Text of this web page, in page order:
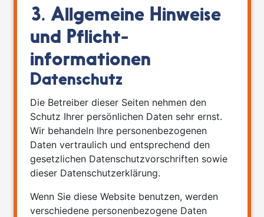
3. Allgemeine Hinweise
und Pflicht­
informationen
Datenschutz
Die Betreiber dieser Seiten nehmen den
Schutz Ihrer persönlichen Daten sehr ernst.
Wir behandeln Ihre personenbezogenen
Daten vertraulich und entsprechend den
gesetzlichen Datenschutzvorschriften sowie
dieser Datenschutzerklärung.
Wenn Sie diese Website benutzen, werden
verschiedene personenbezogene Daten